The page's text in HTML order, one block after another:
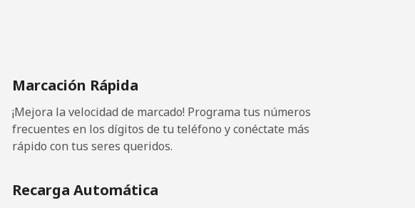
665 min por ⁦$10⁩
36 min por ⁦$10⁩
Marcación Rápida
¡Mejora la velocidad de marcado! Programa tus números
frecuentes en los dígitos de tu teléfono y conéctate más
rápido con tus seres queridos.
Recarga Automática